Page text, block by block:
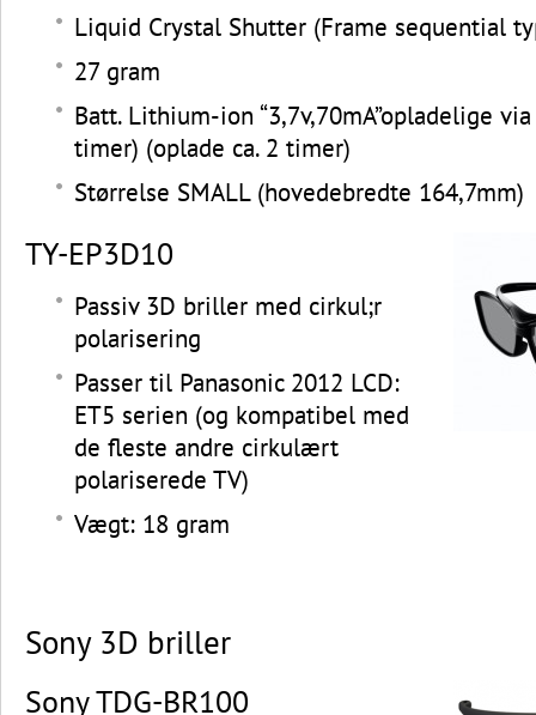
Liquid Crystal Shutter (Frame sequential
27 gram
Batt. Lithium-ion “3,7v,70mA”opladelige
timer) (oplade ca. 2 timer)
Størrelse SMALL (hovedebredte 164,7mm)
TY-EP3D10
Passiv 3D briller med cirkul;r
polarisering
Passer til Panasonic 2012 LCD:
ET5 serien (og kompatibel med
de fleste andre cirkulært
polariserede TV)
Vægt: 18 gram
Sony 3D briller
Sony TDG-BR100